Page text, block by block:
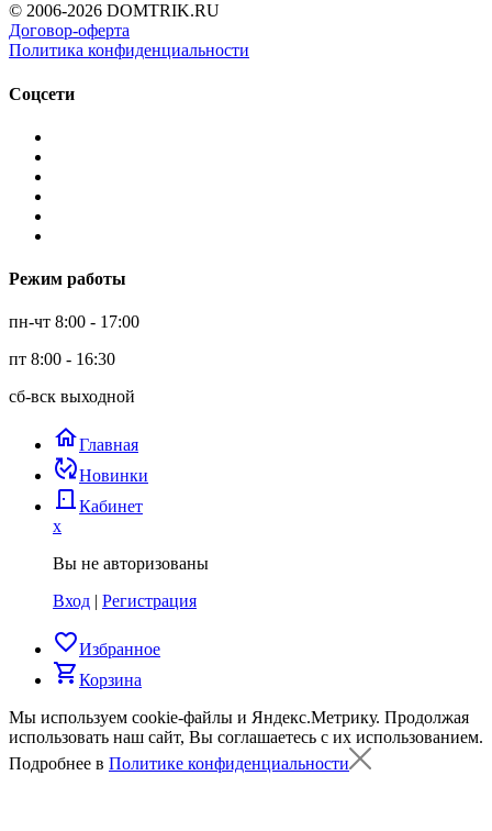
© 2006-2026 DOMTRIK.RU
Договор-оферта
Политика конфиденциальности
Соцсети
Режим работы
пн-чт 8:00 - 17:00
пт 8:00 - 16:30
сб-вск выходной
homeГлавная
published_with_changesНовинки
door_back Кабинет
x
Вы не авторизованы
Вход | Регистрация
favorite_borderИзбранное
shopping_cartКорзина
Мы используем cookie-файлы и Яндекс.Метрику. Продолжая
использовать наш сайт, Вы соглашаетесь с их использованием.
Подробнее в Политике конфиденциальности